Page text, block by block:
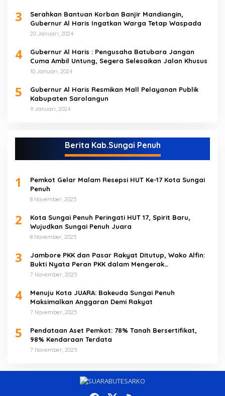
3
Serahkan Bantuan Korban Banjir Mandiangin,
Gubernur Al Haris Ingatkan Warga Tetap Waspada
20 Januari, 2024
4
Gubernur Al Haris : Pengusaha Batubara Jangan
Cuma Ambil Untung, Segera Selesaikan Jalan Khusus
10 Januari, 2024
5
Gubernur Al Haris Resmikan Mall Pelayanan Publik
Kabupaten Sarolangun
9 Januari, 2024
Berita Kab.Sungai Penuh
1
Pemkot Gelar Malam Resepsi HUT Ke-17 Kota Sungai
Penuh
8 November, 2025
2
Kota Sungai Penuh Peringati HUT 17, Spirit Baru,
Wujudkan Sungai Penuh Juara
8 November, 2025
3
Jambore PKK dan Pasar Rakyat Ditutup, Wako Alfin:
Bukti Nyata Peran PKK dalam Mengerak
Perekonomian Masyarakat
7 November, 2025
4
Menuju Kota JUARA: Bakeuda Sungai Penuh
Maksimalkan Anggaran Demi Rakyat
7 November, 2025
5
Pendataan Aset Pemkot: 78% Tanah Bersertifikat,
98% Kendaraan Terdata
7 November, 2025